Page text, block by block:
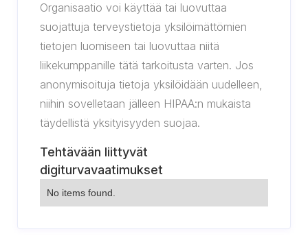
Organisaatio voi käyttää tai luovuttaa
suojattuja terveystietoja yksilöimättömien
tietojen luomiseen tai luovuttaa niitä
liikekumppanille tätä tarkoitusta varten. Jos
anonymisoituja tietoja yksilöidään uudelleen,
niihin sovelletaan jälleen HIPAA:n mukaista
täydellistä yksityisyyden suojaa.
Tehtävään liittyvät
digiturvavaatimukset
No items found.